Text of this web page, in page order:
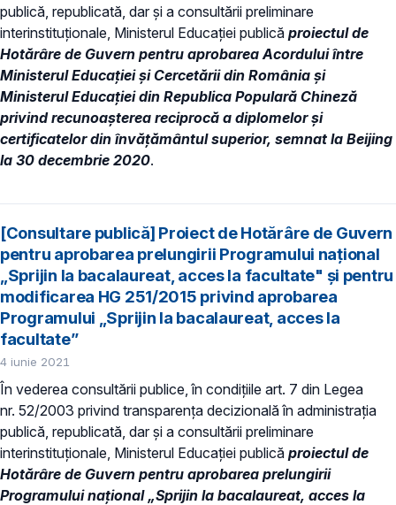
publică, republicată, dar și a consultării preliminare
interinstituționale, Ministerul Educaţiei publică proiectul de
Hotărâre de Guvern pentru aprobarea Acordului între
Ministerul Educației și Cercetării din România și
Ministerul Educației din Republica Populară Chineză
privind recunoașterea reciprocă a diplomelor și
certificatelor din învățământul superior, semnat la Beijing
la 30 decembrie 2020.
[Consultare publică] Proiect de Hotărâre de Guvern
pentru aprobarea prelungirii Programului naţional
„Sprijin la bacalaureat, acces la facultate" și pentru
modificarea HG 251/2015 privind aprobarea
Programului „Sprijin la bacalaureat, acces la
facultate”
4 iunie 2021
În vederea consultării publice, în condiţiile art. 7 din Legea
nr. 52/2003 privind transparenţa decizională în administraţia
publică, republicată, dar și a consultării preliminare
interinstituționale, Ministerul Educaţiei publică proiectul de
Hotărâre de Guvern pentru aprobarea prelungirii
Programului naţional „Sprijin la bacalaureat, acces la